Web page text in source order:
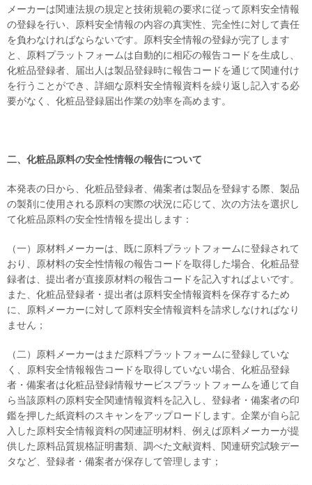
メーカーは関連法規の規定と技術規範の要求に従って原料安全情報
の登録を行い、原料安全情報の内容の真実性、完全性に対して責任
を負わなければならないです。原料安全情報の登録が完了します
と、原料プラットフォームは自動的に相応の報告コードを生成し、
化粧品登録者、届出人は製品登録時に報告コードを通じて関連付け
を行うことができ、詳細な原料安全情報資料を繰り返し記入する必
要がなく、化粧品登録届出作業の効率を高めます。
二、化粧品原料の安全性情報の報告について
本発表の日から、化粧品登録者、備案者は製品を登録する際、製品
の製剤に使用される原料の実際の状況に応じて、次の方法を選択し
て化粧品原料の安全性情報を提出します：
（一）原材料メーカーは、既に原料プラットフォームに登録されて
おり、原材料の安全性情報の報告コードを取得した場合、化粧品登
録者は、提出者が直接原材料の報告コードを記入すればよいです。
また、化粧品登録者・提出者は原料安全情報資料を保存するため
に、原料メーカーに対して原料安全情報資料を請求しなければなり
ません；
（二）原料メーカーはまだ原料プラットフォームに登録していな
く、原料安全情報報告コードを取得していない場合、化粧品登録
者・備案者は化粧品登録情報サービスプラットフォームを通じて自
ら当該原料の原料安全関連情報資料を記入し、登録者・備案者の印
鑑を押した紙資料のスキャンをアップロードします。企業が自ら記
入した原料安全情報資料の関連証明材料、例えば原料メーカーが提
供した原料品質規格証明書類、調べた文献資料、関連研究試験デー
タなど、登録者・備案者が保存して管理します；